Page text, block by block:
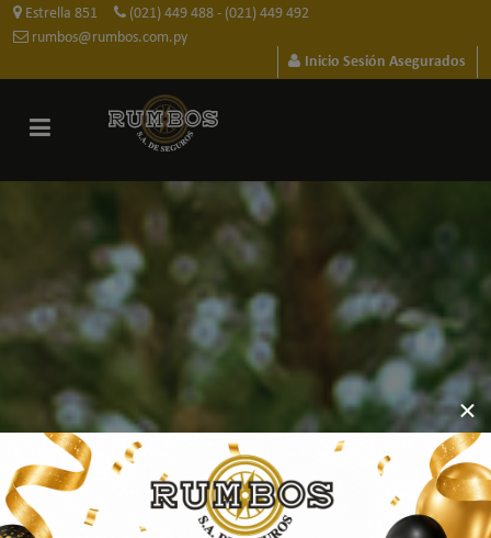
Estrella 851 (021) 449 488 - (021) 449 492
rumbos@rumbos.com.py
Inicio Sesión Asegurados
×